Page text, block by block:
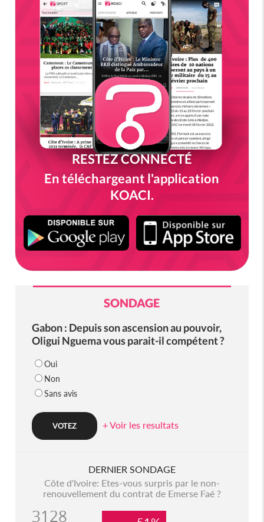
RESTEZ CONNECTÉ
En téléchargeant l'application
KOACI.
SONDAGE
Gabon : Depuis son ascension au pouvoir,
Oligui Nguema vous parait-il compétent ?
Oui
Non
Sans avis
+ Voir les resultats
DERNIER SONDAGE
Côte d'Ivoire: Etes-vous surpris par le non-
renouvellement du contrat de Emerse Faé ?
3128